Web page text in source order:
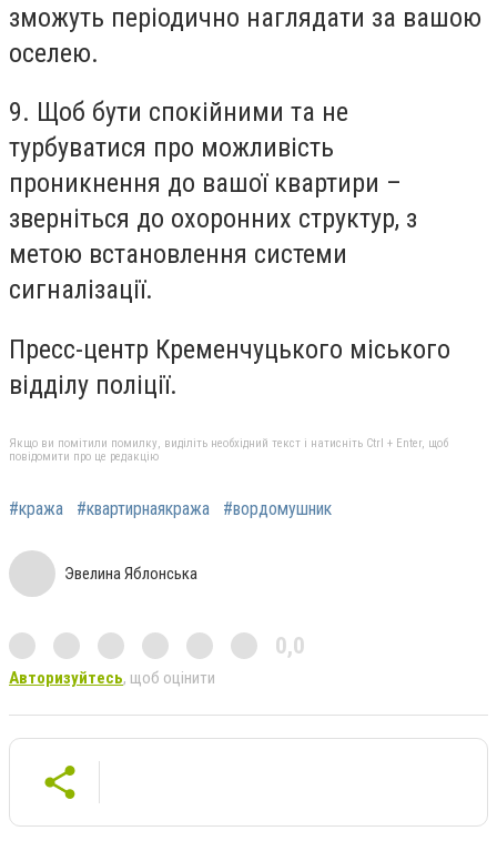
зможуть періодично наглядати за вашою
оселею.
9. Щоб бути спокійними та не
турбуватися про можливість
проникнення до вашої квартири –
зверніться до охоронних структур, з
метою встановлення системи
сигналізації.
Пресс-центр Кременчуцького міського
відділу поліції.
Якщо ви помітили помилку, виділіть необхідний текст і натисніть Ctrl + Enter, щоб
повідомити про це редакцію
#кража #квартирнаякража #вордомушник
Эвелина Яблонська
0,0
Авторизуйтесь, щоб оцінити